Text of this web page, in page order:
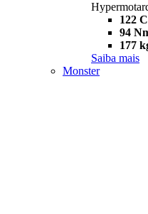
122
94
177
Saiba mais
Monster